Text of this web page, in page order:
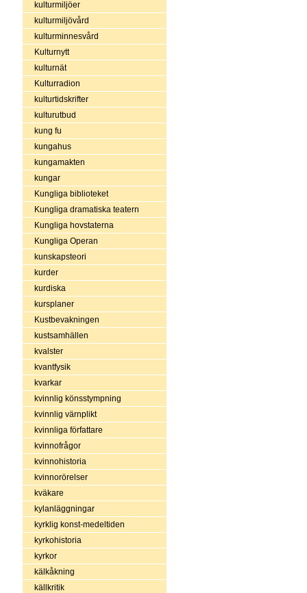
kulturmiljöer
kulturmiljövård
kulturminnesvård
Kulturnytt
kulturnät
Kulturradion
kulturtidskrifter
kulturutbud
kung fu
kungahus
kungamakten
kungar
Kungliga biblioteket
Kungliga dramatiska teatern
Kungliga hovstaterna
Kungliga Operan
kunskapsteori
kurder
kurdiska
kursplaner
Kustbevakningen
kustsamhällen
kvalster
kvantfysik
kvarkar
kvinnlig könsstympning
kvinnlig värnplikt
kvinnliga författare
kvinnofrågor
kvinnohistoria
kvinnorörelser
kväkare
kylanläggningar
kyrklig konst-medeltiden
kyrkohistoria
kyrkor
kälkåkning
källkritik